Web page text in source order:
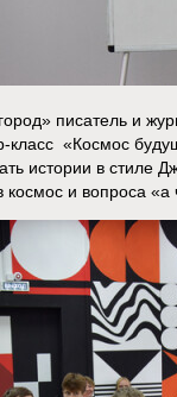
писатель и
класс «‎Космос
истории в стиле
космос и вопроса «‎а